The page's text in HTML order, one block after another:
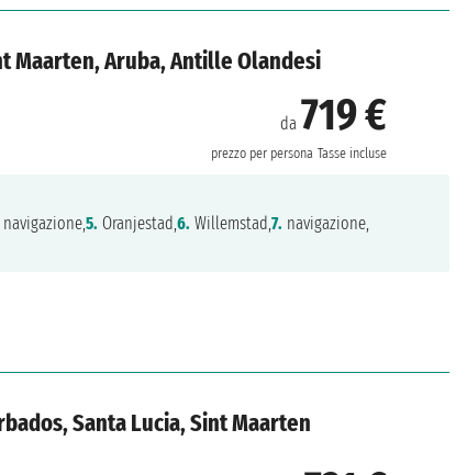
Maarten, Aruba, Antille Olandesi
da 719 €
prezzo per persona Tasse incluse
navigazione,5. Oranjestad,6. Willemstad,7. navigazione,
Santa Lucia, Sint Maarten